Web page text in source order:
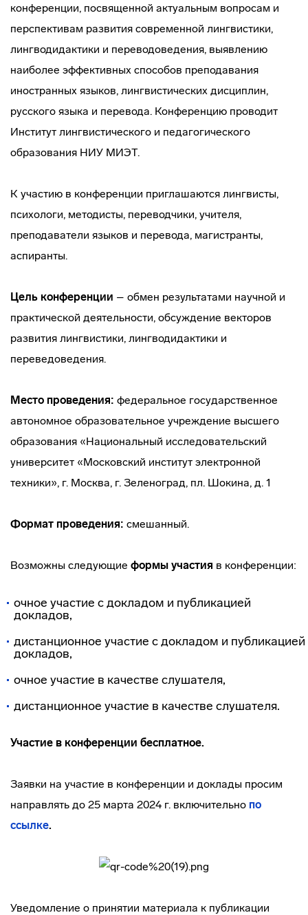
конференции, посвященной актуальным вопросам и
перспективам развития современной лингвистики,
лингводидактики и переводоведения, выявлению
наиболее эффективных способов преподавания
иностранных языков, лингвистических дисциплин,
русского языка и перевода. Конференцию проводит
Институт лингвистического и педагогического
образования НИУ МИЭТ.
К участию в конференции приглашаются лингвисты,
психологи, методисты, переводчики, учителя,
преподаватели языков и перевода, магистранты,
аспиранты.
Цель конференции – обмен результатами научной и
практической деятельности, обсуждение векторов
развития лингвистики, лингводидактики и
переведоведения.
Место проведения: федеральное государственное
автономное образовательное учреждение высшего
образования «Национальный исследовательский
университет «Московский институт электронной
техники», г. Москва, г. Зеленоград, пл. Шокина, д. 1
Формат проведения: смешанный.
Возможны следующие формы участия в конференции:
очное участие с докладом и публикацией
докладов,
дистанционное участие с докладом и публикацией
докладов,
очное участие в качестве слушателя,
дистанционное участие в качестве слушателя.
Участие в конференции бесплатное.
Заявки на участие в конференции и доклады просим
направлять до 25 марта 2024 г. включительно по
ссылке.
Уведомление о принятии материала к публикации